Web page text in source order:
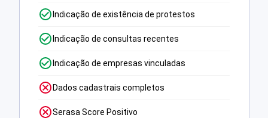
Indicação de existência de protestos
Indicação de consultas recentes
Indicação de empresas vinculadas
Dados cadastrais completos
Serasa Score Positivo